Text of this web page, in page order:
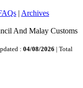
| Archives
And Malay Customs
: 04/08/2026 | Total